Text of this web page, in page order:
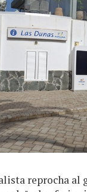
reprocha al